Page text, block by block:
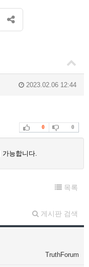
2023.02.06 12:44
0 0
가능합니다.
목록
게시판 검색
TruthForum